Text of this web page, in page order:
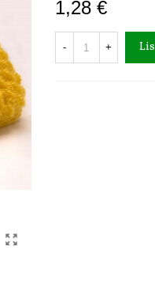
1,28 €
- +